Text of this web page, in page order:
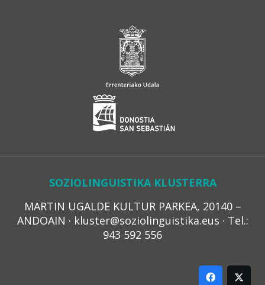
SOZIOLINGUISTIKA KLUSTERRA
MARTIN UGALDE KULTUR PARKEA, 20140 –
ANDOAIN · kluster@soziolinguistika.eus · Tel.:
943 592 556